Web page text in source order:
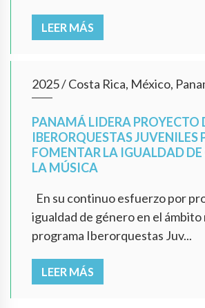
LEER MÁS
2025/Costa Rica, México,
PANAMÁ LIDERA PROYECTO
IBERORQUESTAS JUVENILES
FOMENTAR LA IGUALDAD DE
LA MÚSICA
En su continuo esfuerzo por
igualdad de género en el ámbito
programa Iberorquestas Juv...
LEER MÁS